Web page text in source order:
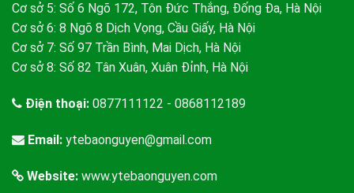
Cơ sở 5: Số 6 Ngõ 172, Tôn Đức Thắng, Đống Đa, Hà Nội
Cơ sở 6: 8 Ngõ 8 Dịch Vọng, Cầu Giấy, Hà Nội
Cơ sở 7: Số 97 Trần Bình, Mai Dịch, Hà Nội
Cơ sở 8: Số 82 Tân Xuân, Xuân Đỉnh, Hà Nội
Điện thoại: 0877111122 - 0868112189
Email: ytebaonguyen@gmail.com
Website: www.ytebaonguyen.com